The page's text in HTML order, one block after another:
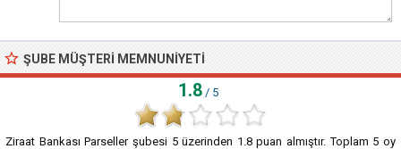
ŞUBE MÜŞTERI MEMNUNIYETI
1.8 / 5
Ziraat Bankası Parseller şubesi 5üzerinden 1.8puan almıştır. Toplam 5 oy